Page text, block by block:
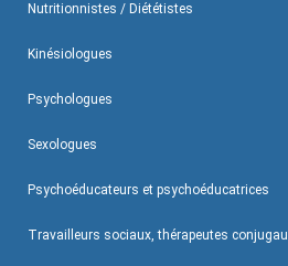
Nutritionnistes / Diététistes
Kinésiologues
Psychologues
Sexologues
Psychoéducateurs et psychoéducatrices
Travailleurs sociaux, thérapeutes